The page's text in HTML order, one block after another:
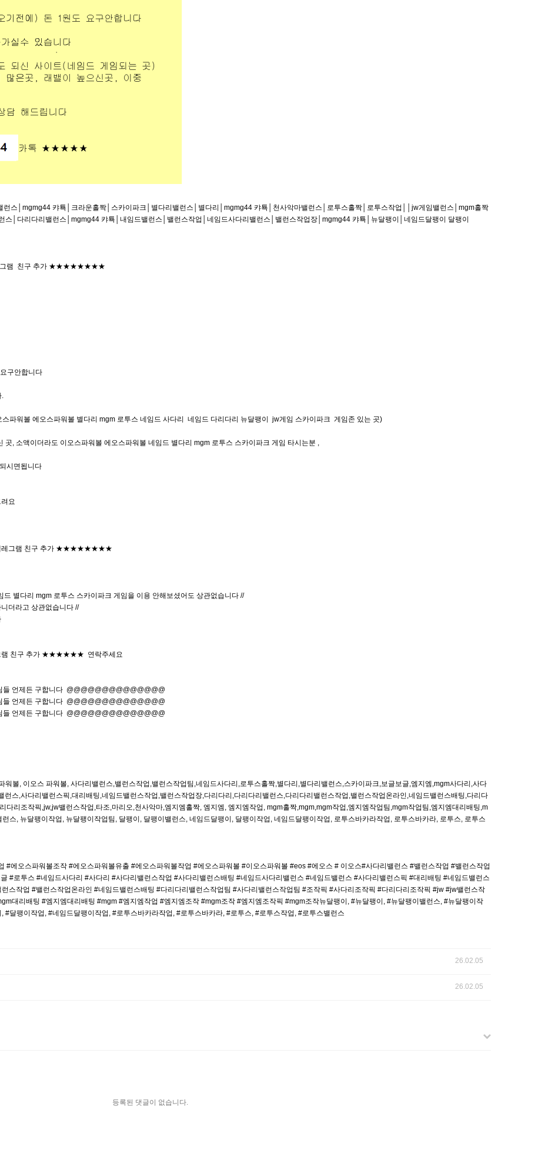
스│mgmg44 캬툑│크라운홀짝│스카이파크│별다리밸런스│별다리│mgmg44 캬툑│천사악마밸런스│로투스홀짝│로투스작업││jw게임밸런스│mgm홀짝
스│다리다리밸런스│mgmg44 캬툑│내임드밸런스│밸런스작업│네임드사다리밸런스│밸런스작업장│mgmg44 캬툑│뉴달팽이│네임드달팽이 달팽이
친구 추가 ★★★★★★★★
구안합니다
.
파워볼 에오스파워볼 별다리 mgm 로투스 네임드 사다리 네임드 다리다리 뉴달팽이 jw게임 스카이파크 게임존 있는 곳)
, 소액이더라도 이오스파워볼 에오스파워볼 네임드 별다리 mgm 로투스 스카이파크 게임 타시는분 ,
시면됩니다
요
램 친구 추가 ★★★★★★★★
별다리 mgm 로투스 스카이파크 게임을 이용 안해보셨어도 상관없습니다 //
더라고 상관없습니다 //
추가 ★★★★★★ 연락주세요
언제든 구합니다 @@@@@@@@@@@@@@
언제든 구합니다 @@@@@@@@@@@@@@
언제든 구합니다 @@@@@@@@@@@@@@
볼, 이오스 파워볼, 사다리밸런스,밸런스작업,밸런스작업팀,네임드사다리,로투스홀짝,별다리,별다리밸런스,스카이파크,보글보글,엠지엠,mgm사다리,사다
스,사다리밸런스픽,대리배팅,네임드밸런스작업,밸런스작업장,다리다리,다리다리밸런스,다리다리밸런스작업,밸런스작업온라인,네임드밸런스배팅,다리다
다리조작픽,jw,jw밸런스작업,타조,마리오,천사악마,엠지엠홀짝, 엠지엠, 엠지엠작업, mgm홀짝,mgm,mgm작업,엠지엠작업팀,mgm작업팀,엠지엠대리배팅,m
스, 뉴달팽이작업, 뉴달팽이작업팀, 달팽이, 달팽이밸런스, 네임드달팽이, 달팽이작업, 네임드달팽이작업, 로투스바카라작업, 로투스바카라, 로투스, 로투스
에오스파워볼조작 #에오스파워볼유출 #에오스파워볼작업 #에오스파워볼 #이오스파워볼 #eos #에오스 # 이오스#사다리밸런스 #밸런스작업 #밸런스작업
#로투스 #네임드사다리 #사다리 #사다리밸런스작업 #사다리밸런스배팅 #네임드사다리밸런스 #네임드밸런스 #사다리밸런스픽 #대리배팅 #네임드밸런스
스작업 #밸런스작업온라인 #네임드밸런스배팅 #다리다리밸런스작업팀 #사다리밸런스작업팀 #조작픽 #사다리조작픽 #다리다리조작픽 #jw #jw밸런스작
대리배팅 #엠지엠대리배팅 #mgm #엠지엠작업 #엠지엠조작 #mgm조작 #엠지엠조작픽 #mgm조작뉴달팽이, #뉴달팽이, #뉴달팽이밸런스, #뉴달팽이작
달팽이작업, #네임드달팽이작업, #로투스바카라작업, #로투스바카라, #로투스, #로투스작업, #로투스밸런스
26.02.05
26.02.05
등록된 댓글이 없습니다.